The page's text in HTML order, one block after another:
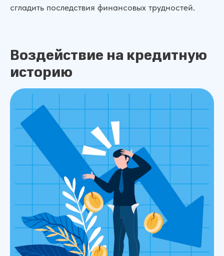
сгладить последствия финансовых трудностей.
Воздействие на кредитную
историю